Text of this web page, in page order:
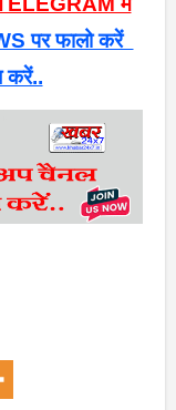
पर फालो करें
करें..